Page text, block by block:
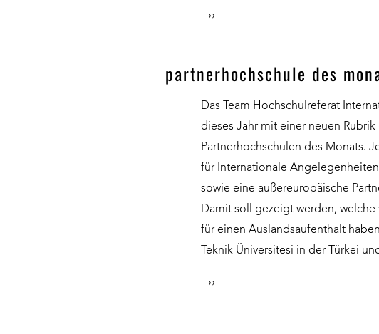
››
partnerhochschule des
Das Team Hochschulreferat
dieses Jahr mit einer neuen Rubrik
Partnerhochschulen des Monats.
für Internationale
sowie eine außereuropäische
Damit soll gezeigt werden,
für einen Auslandsaufenthalt
Teknik Üniversitesi in der Türkei
››